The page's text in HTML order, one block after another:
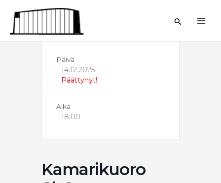
sisältöön
Hae
Päivä
14.12.2025
Päättynyt!
Aika
18:00
Kamarikuoro